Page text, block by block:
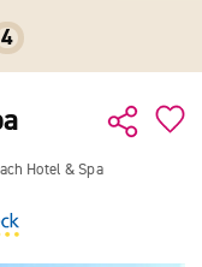
4
Hotel & Spa